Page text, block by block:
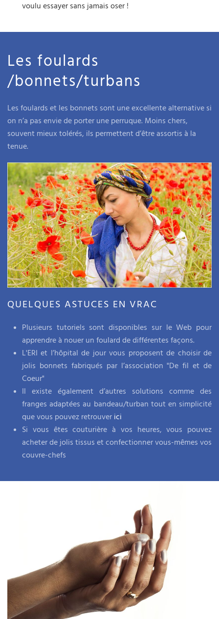
voulu essayer sans jamais oser !
Les foulards
/bonnets/turbans
Les foulards et les bonnets sont une excellente alternative si
on n’a pas envie de porter une perruque. Moins chers,
souvent mieux tolérés, ils permettent d’être assortis à la
tenue.
QUELQUES ASTUCES EN VRAC
Plusieurs tutoriels sont disponibles sur le Web pour
apprendre à nouer un foulard de différentes façons.
L'ERI et l’hôpital de jour vous proposent de choisir de
jolis bonnets fabriqués par l’association "De fil et de
Coeur"
Il existe également d’autres solutions comme des
franges adaptées au bandeau/turban tout en simplicité
que vous pouvez retrouver ici
Si vous êtes couturière à vos heures, vous pouvez
acheter de jolis tissus et confectionner vous-mêmes vos
couvre-chefs